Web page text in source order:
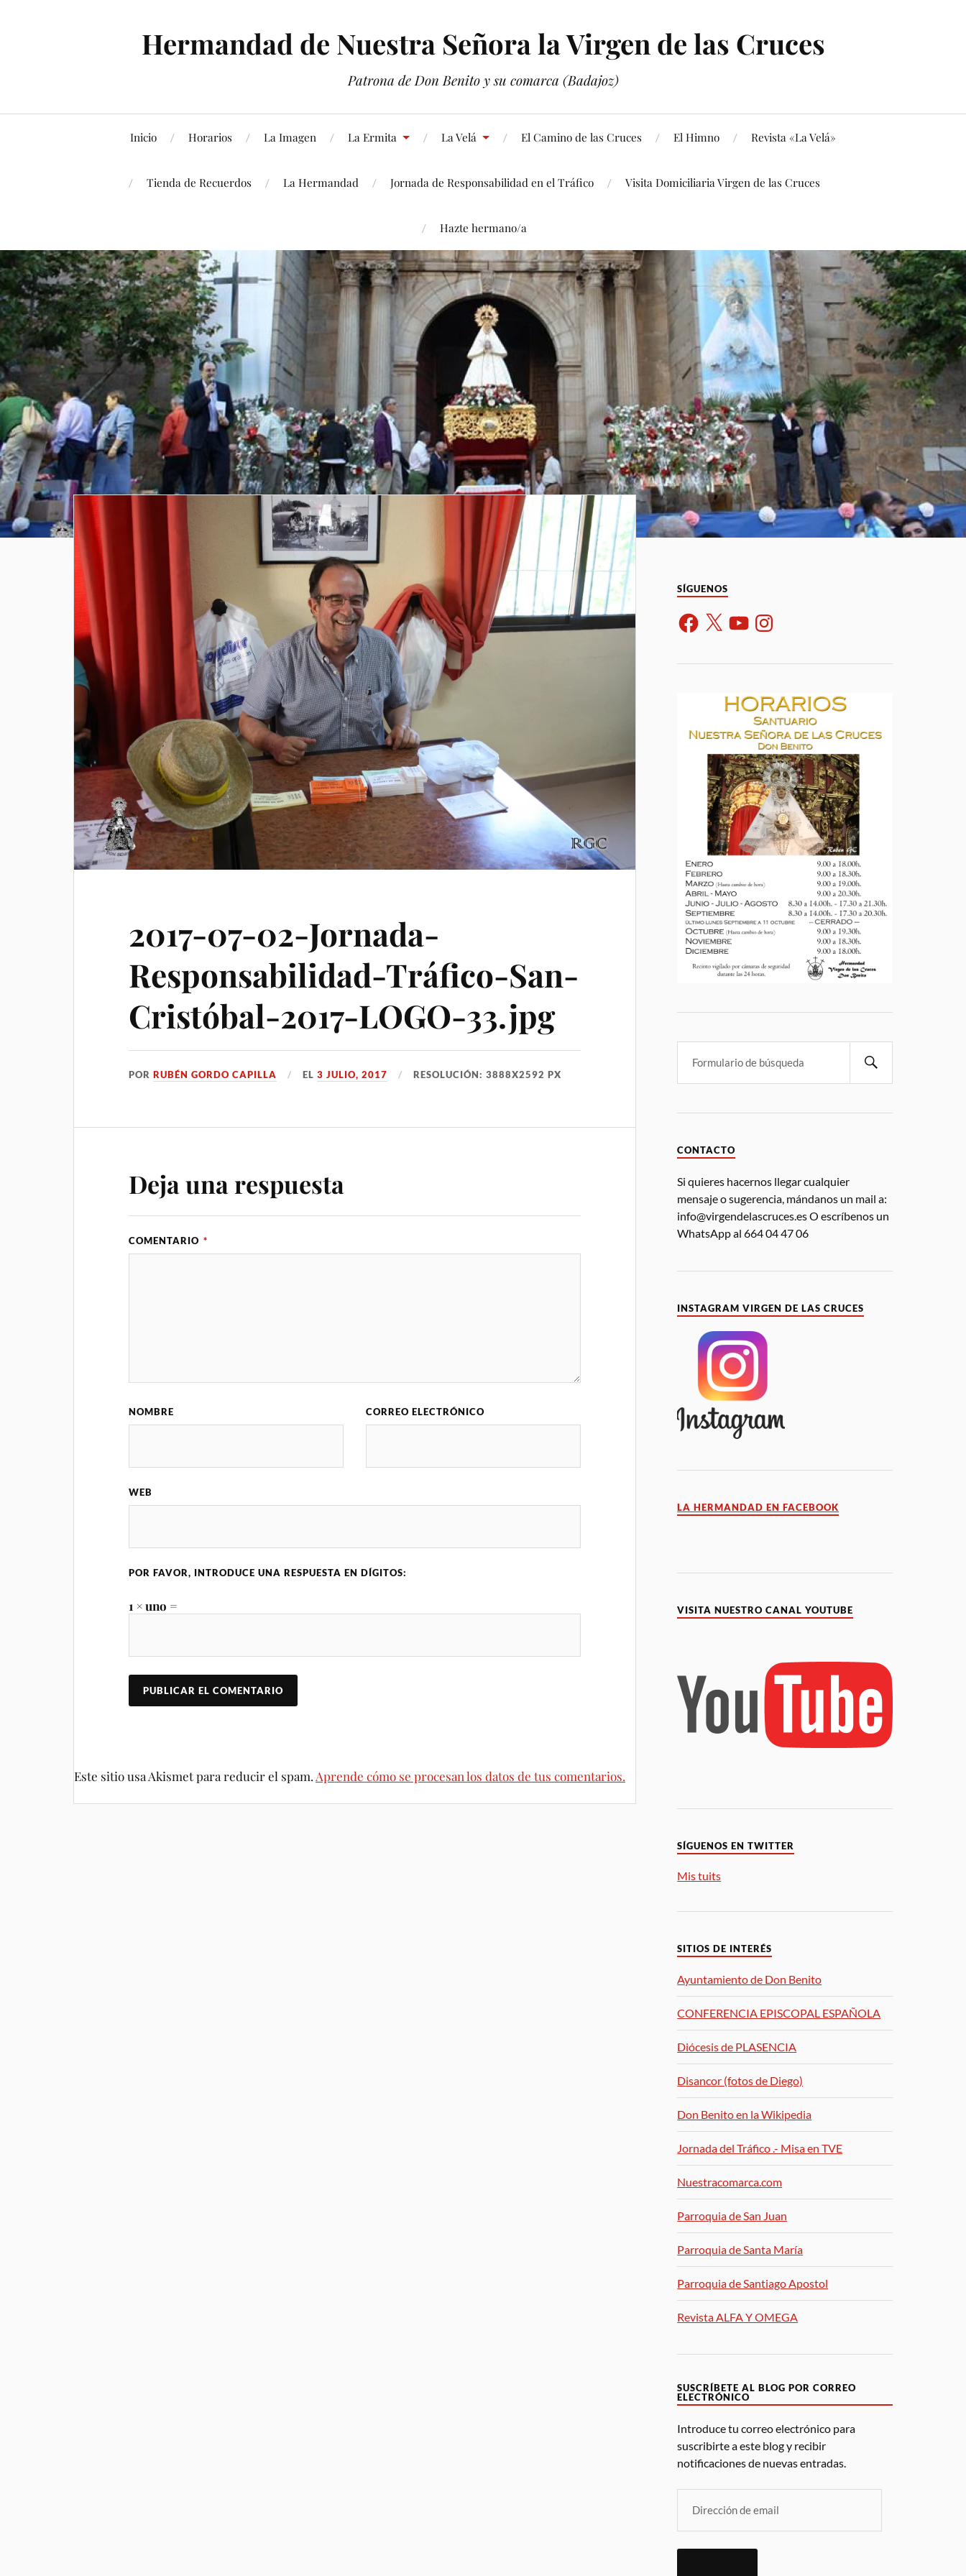
Hermandad de Nuestra Señora la Virgen de las Cruces
Patrona de Don Benito y su comarca (Badajoz)
Inicio Horarios La Imagen La Ermita La Velá El Camino de las Cruces El Himno Revista «La Velá»
Tienda de Recuerdos La Hermandad Jornada de Responsabilidad en el Tráfico Visita Domiciliaria Virgen de las Cruces
Hazte hermano/a
2017-07-02-Jornada-
Responsabilidad-Tráfico-San-
Cristóbal-2017-LOGO-33.jpg
PORRUBÉN GORDO CAPILLA EL3 JULIO, 2017 RESOLUCIÓN: 3888X2592 PX
Deja una respuesta
COMENTARIO *
NOMBRE CORREO ELECTRÓNICO
WEB
POR FAVOR, INTRODUCE UNA RESPUESTA EN DÍGITOS:
1 × uno =
Este sitio usa Akismet para reducir el spam. Aprende cómo se procesan los datos de tus comentarios.
SÍGUENOS
CONTACTO
Si quieres hacernos llegar cualquier
mensaje o sugerencia, mándanos un mail a:
info@virgendelascruces.es O escríbenos un
WhatsApp al 664 04 47 06
INSTAGRAM VIRGEN DE LAS CRUCES
LA HERMANDAD EN FACEBOOK
VISITA NUESTRO CANAL YOUTUBE
SÍGUENOS EN TWITTER
Mis tuits
SITIOS DE INTERÉS
Ayuntamiento de Don Benito
CONFERENCIA EPISCOPAL ESPAÑOLA
Diócesis de PLASENCIA
Disancor (fotos de Diego)
Don Benito en la Wikipedia
Jornada del Tráfico .- Misa en TVE
Nuestracomarca.com
Parroquia de San Juan
Parroquia de Santa María
Parroquia de Santiago Apostol
Revista ALFA Y OMEGA
SUSCRÍBETE AL BLOG POR CORREO
ELECTRÓNICO
Introduce tu correo electrónico para
suscribirte a este blog y recibir
notificaciones de nuevas entradas.